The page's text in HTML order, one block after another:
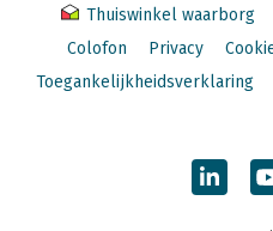
Thuiswinkel waarborg
Colofon
Privacy
Toegankelijkheidsverklaring